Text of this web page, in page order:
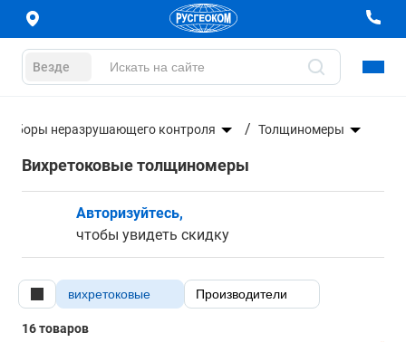
Везде
неразрушающего контроля Толщиномеры
Вихретоковые толщиномеры
Авторизуйтесь,
чтобы увидеть скидку
вихретоковые Производители
16 товаров